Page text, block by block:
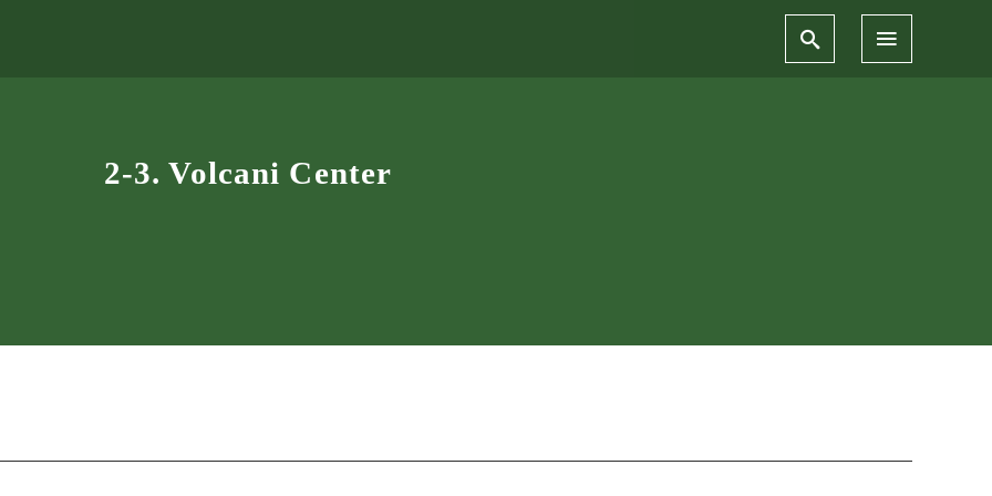
2-3. Volcani Center